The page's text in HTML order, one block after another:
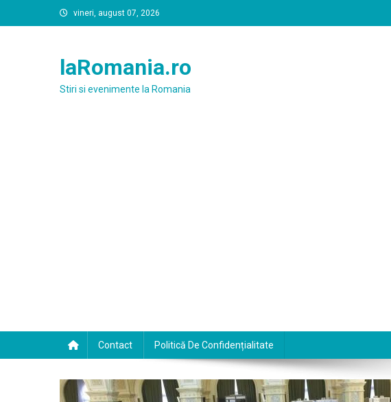
to
vineri, august 07, 2026
laRomania.ro
Stiri si evenimente la Romania
Contact Politică De Confidențialitate